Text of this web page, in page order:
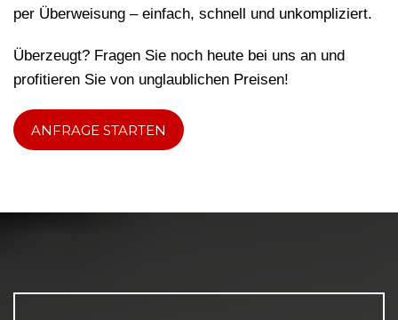
per Überweisung – einfach, schnell und unkompliziert.
Überzeugt? Fragen Sie noch heute bei uns an und
profitieren Sie von unglaublichen Preisen!
ANFRAGE STARTEN